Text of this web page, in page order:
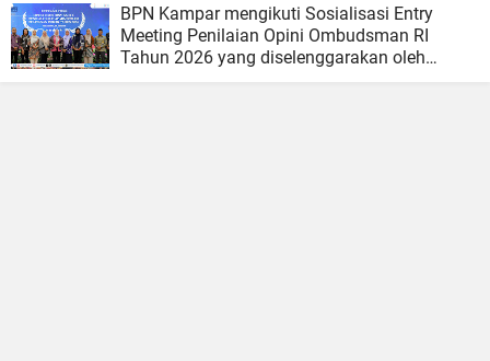
BPN Kampar mengikuti Sosialisasi Entry
Meeting Penilaian Opini Ombudsman RI
Tahun 2026 yang diselenggarakan oleh